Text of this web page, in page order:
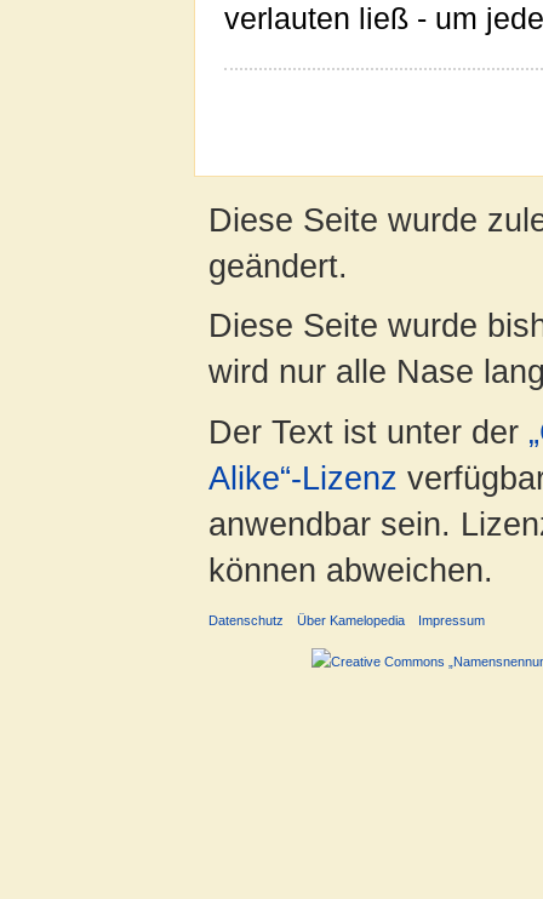
verlauten ließ - um
Diese Seite wurde
geändert.
Diese Seite wurde
wird nur alle Nase
Der Text ist unter der
Alike“-Lizenz
anwendbar sein.
können abweichen.
Datenschutz Über Kamelopedia Impressum